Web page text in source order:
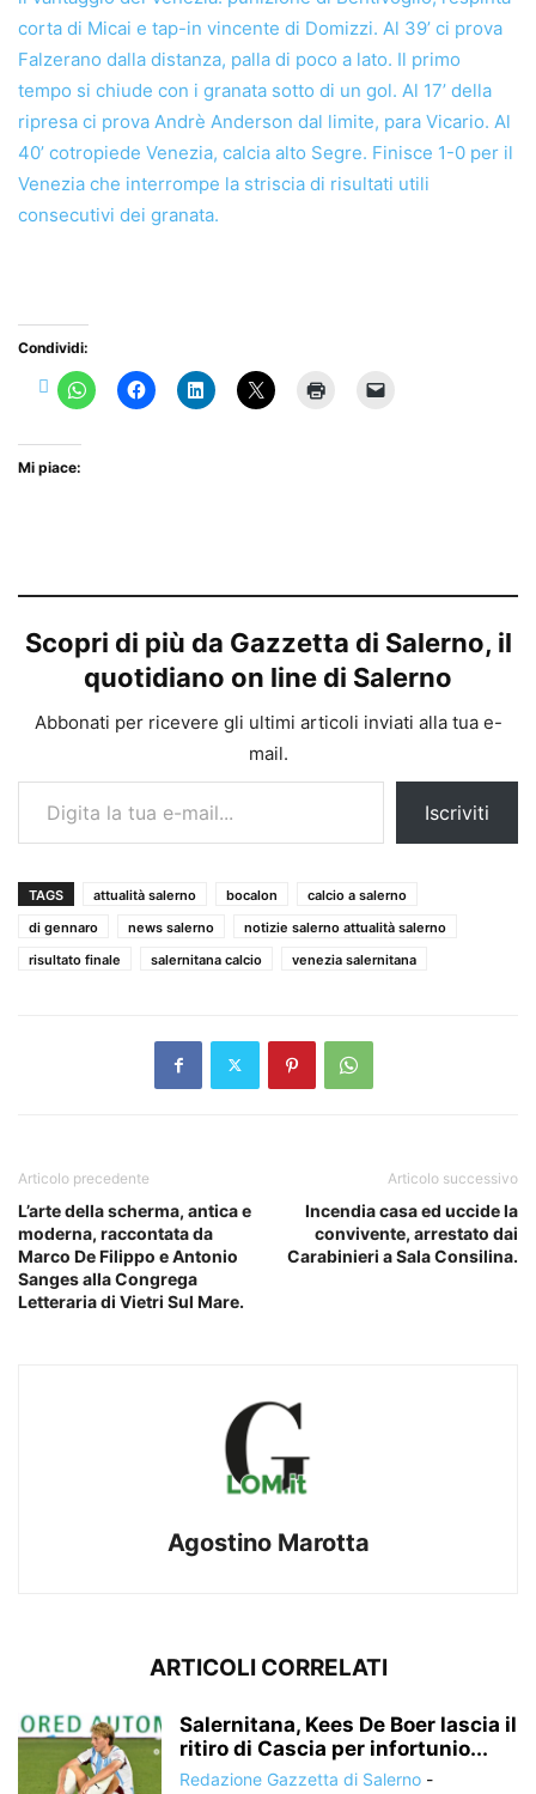
corta di Micai e tap-in vincente di Domizzi. Al 39’ ci prova
Falzerano dalla distanza, palla di poco a lato. Il primo
tempo si chiude con i granata sotto di un gol. Al 17’ della
ripresa ci prova Andrè Anderson dal limite, para Vicario. Al
40’ cotropiede Venezia, calcia alto Segre. Finisce 1-0 per il
Venezia che interrompe la striscia di risultati utili
consecutivi dei granata.
Condividi:
Mi piace:
Scopri di più da Gazzetta di Salerno, il
quotidiano on line di Salerno
Abbonati per ricevere gli ultimi articoli inviati alla tua e-
mail.
Digita la tua e-mail...
Iscriviti
TAGS attualità salerno bocalon
calcio a salerno
di gennaro
news salerno
notizie salerno attualità salerno
risultato finale
salernitana calcio venezia salernitana
Articolo precedente
L’arte della scherma, antica e
moderna, raccontata da
Marco De Filippo e Antonio
Sanges alla Congrega
Letteraria di Vietri Sul Mare.
Articolo successivo
Incendia casa ed uccide la
convivente, arrestato dai
Carabinieri a Sala Consilina.
Agostino Marotta
ARTICOLI CORRELATI
Salernitana, Kees De Boer lascia il
ritiro di Cascia per infortunio...
Redazione Gazzetta di Salerno -